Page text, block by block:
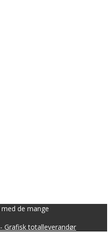
de mange
Grafisk totalleverandør